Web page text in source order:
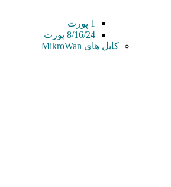
1 پورت
8/16/24 پورت
کابل های MikroWan